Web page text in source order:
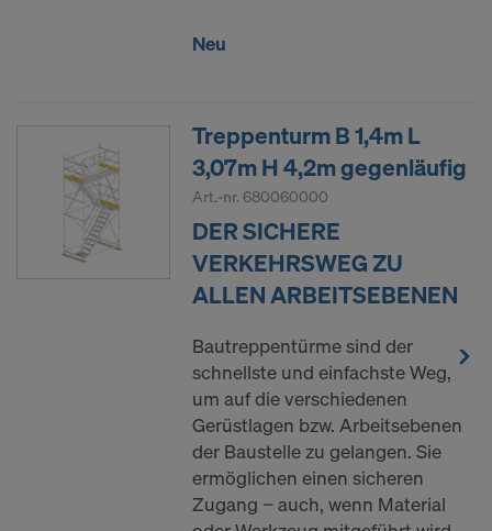
Neu
Treppenturm B 1,4m L
3,07m H 4,2m gegenläufig
Art.-nr. 680060000
DER SICHERE
VERKEHRSWEG ZU
ALLEN ARBEITSEBENEN
Bautreppentürme sind der
schnellste und einfachste Weg,
um auf die verschiedenen
Gerüstlagen bzw. Arbeitsebenen
der Baustelle zu gelangen. Sie
ermöglichen einen sicheren
Zugang − auch, wenn Material